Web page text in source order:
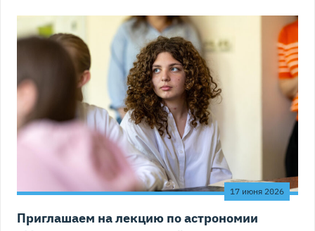
17 июня 2026
Приглашаем на лекцию по астрономии